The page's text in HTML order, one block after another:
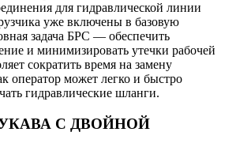
для гидравлической линии
уже включены в базовую
задача БРС — обеспечить
и минимизировать утечки рабочей
сократить время на замену
оператор может легко и быстро
гидравлические шланги.
С ДВОЙНОЙ